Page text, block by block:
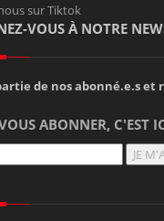
sur Tiktok
VOUS À NOTRE
de nos abonné.e.s
ABONNER, C'EST
JE